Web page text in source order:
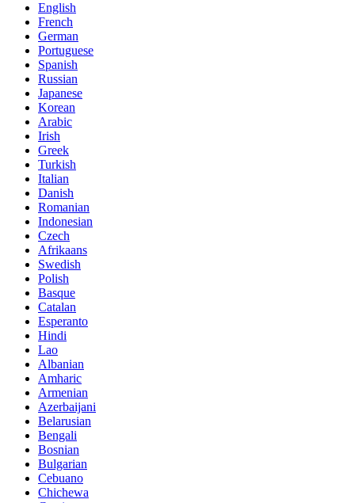
English
French
German
Portuguese
Spanish
Russian
Japanese
Korean
Arabic
Irish
Greek
Turkish
Italian
Danish
Romanian
Indonesian
Czech
Afrikaans
Swedish
Polish
Basque
Catalan
Esperanto
Hindi
Lao
Albanian
Amharic
Armenian
Azerbaijani
Belarusian
Bengali
Bosnian
Bulgarian
Cebuano
Chichewa